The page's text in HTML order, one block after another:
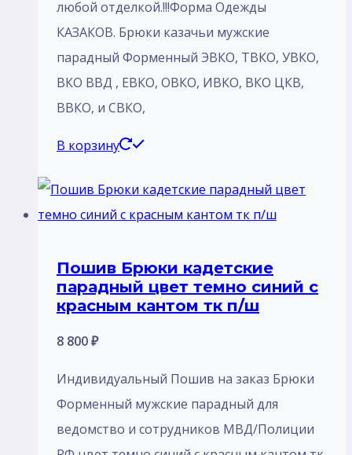
любой отделкой.!!!Форма Одежды
КАЗАКОВ. Брюки казачьи мужские
парадный Форменный ЭВКО, ТВКО, УВКО,
ВКО ВВД , ЕВКО, ОВКО, ИВКО, ВКО ЦКВ,
ВВКО, и СВКО,
В корзину
Пошив Брюки кадетские
парадный цвет темно синий с
красным кантом тк п/ш
8 800₽
Индивидуальный Пошив на заказ Брюки
Форменный мужские парадный для
ведомство и сотрудников МВД/Полиции